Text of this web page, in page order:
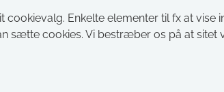
cookievalg. Enkelte elementer til fx at
sætte cookies. Vi bestræber os på at sitet